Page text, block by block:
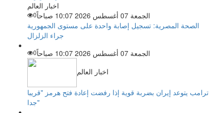
اخبار العالم
الجمعة 07 أغسطس 2026 10:07 صباحاً
0
الصحة المصرية: تسجيل إصابة واحدة على مستوى الجمهورية
جراء الزلزال
الجمعة 07 أغسطس 2026 10:07 صباحاً
0
اخبار العالم
ترامب يتوعد إيران بضربة قوية إذا رفضت إعادة فتح هرمز "قريبا
جدا"